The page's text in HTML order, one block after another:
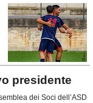
presidente
dei Soci dell’ASD